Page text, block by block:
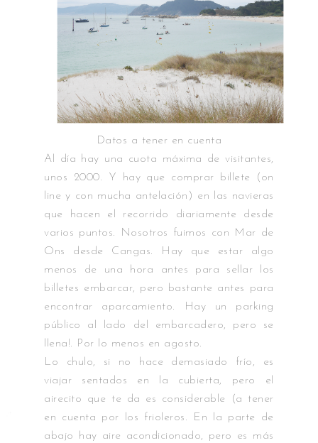
Datos a tener en cuenta
Al día hay una cuota máxima de visitantes,
unos 2000. Y hay que comprar billete (on
line y con mucha antelación) en las navieras
que hacen el recorrido diariamente desde
varios puntos. Nosotros fuimos con Mar de
Ons desde Cangas. Hay que estar algo
menos de una hora antes para sellar los
billetes embarcar, pero bastante antes para
encontrar aparcamiento. Hay un parking
público al lado del embarcadero, pero se
llena!. Por lo menos en agosto.
Lo chulo, si no hace demasiado frío, es
viajar sentados en la cubierta, pero el
airecito que te da es considerable (a tener
en cuenta por los frioleros. En la parte de
abajo hay aire acondicionado, pero es más